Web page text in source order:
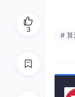
# 算
3